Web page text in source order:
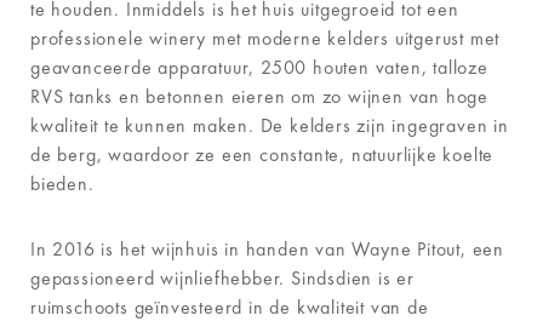
te houden. Inmiddels is het huis uitgegroeid tot een
professionele winery met moderne kelders uitgerust met
geavanceerde apparatuur, 2500 houten vaten, talloze
RVS tanks en betonnen eieren om zo wijnen van hoge
kwaliteit te kunnen maken. De kelders zijn ingegraven in
de berg, waardoor ze een constante, natuurlijke koelte
bieden.
In 2016 is het wijnhuis in handen van Wayne Pitout, een
gepassioneerd wijnliefhebber. Sindsdien is er
ruimschoots geïnvesteerd in de kwaliteit van de